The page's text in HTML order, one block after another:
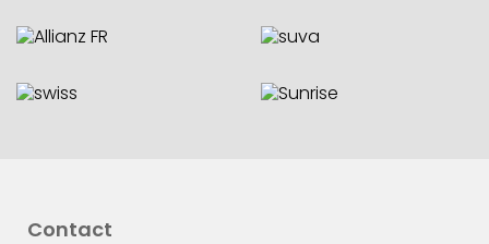
Contact